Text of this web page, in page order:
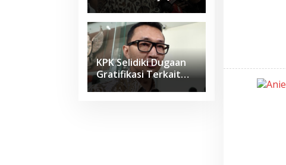
Perkara Sudah Masuk
Tahap Penyidikan
KPK Selidiki Dugaan
Gratifikasi Terkait
Amplop untuk